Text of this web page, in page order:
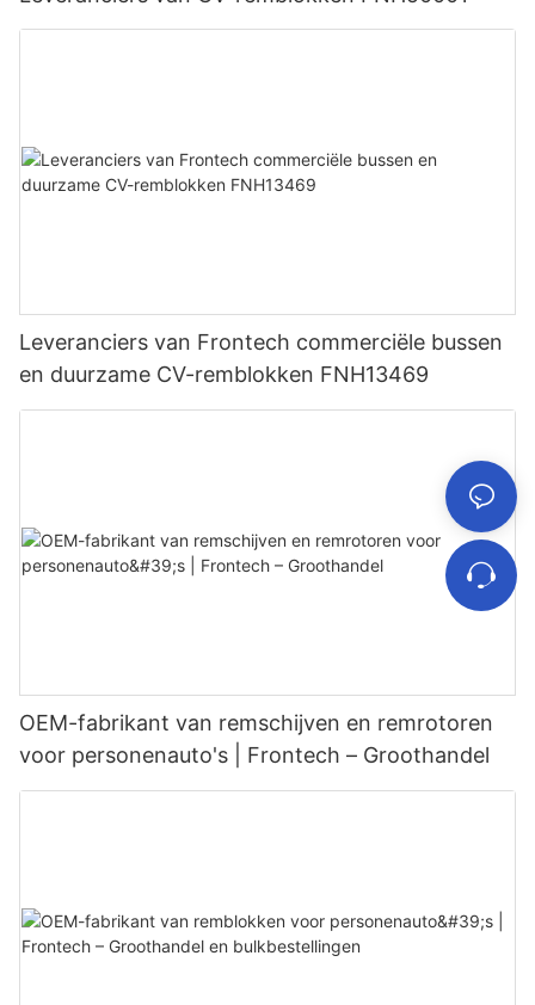
Leveranciers van Frontech commerciële bussen
en duurzame CV-remblokken FNH13469
OEM-fabrikant van remschijven en remrotoren
voor personenauto's | Frontech – Groothandel